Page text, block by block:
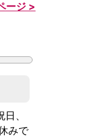
ージ >
、
みで